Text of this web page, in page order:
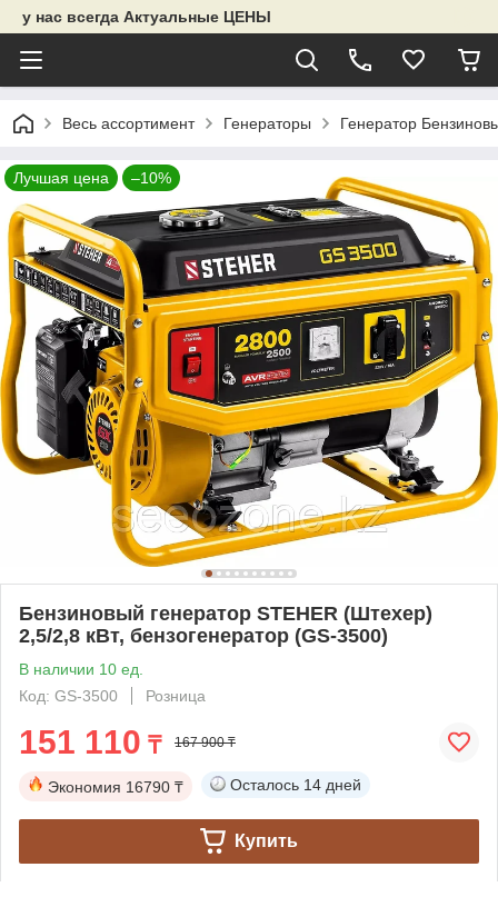
у нас всегда Актуальные ЦЕНЫ
Весь ассортимент Генераторы Генератор
Лучшая цена –10%
Бензиновый генератор STEHER (Штехер)
2,5/2,8 кВт, бензогенератор (GS-3500)
В наличии 10 ед.
Код: GS-3500
Розница
151 110 ₸ 167 900 ₸
Экономия 16790 ₸ Осталось 14 дней
Купить